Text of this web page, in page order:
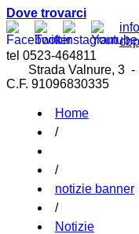
Dove trovarci
tel 0523-464811
Strada Valnure, 3 -
C.F. 91096830335
Home
/
/
notizie banner
/
Notizie